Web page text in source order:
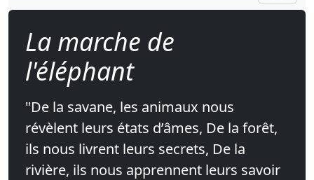
La marche de
l'éléphant
"De la savane, les animaux nous
révèlent leurs états d’âmes, De la forêt,
ils nous livrent leurs secrets, De la
rivière, ils nous apprennent leurs savoir